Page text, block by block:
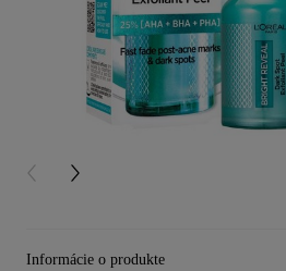
PREVIOUS CARD
NEXT CARD
Informácie o produkte